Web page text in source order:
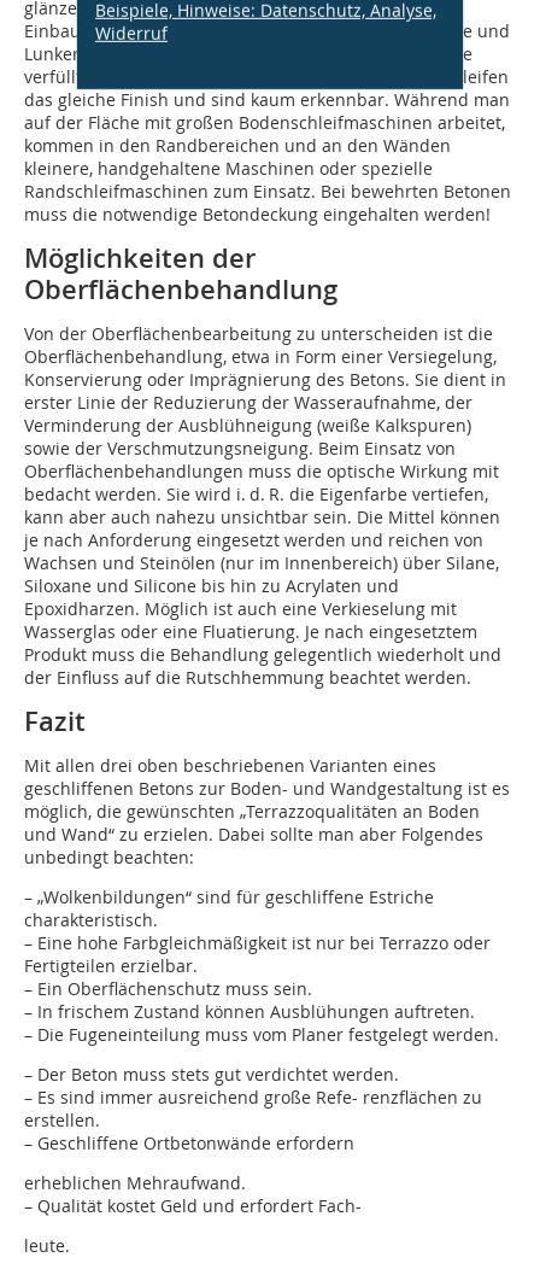
glänzenden Finish geschliffen werden. Eventuell beim
Einbau oder Schleifen entstandene kleinere Ausbrüche und
Lunker werden mit einer abgestimmten Spachtelmasse
verfüllt. Die Spachtelstellen bekommen durch das Schleifen
das gleiche Finish und sind kaum erkennbar. Während man
auf der Fläche mit großen Bodenschleifmaschinen arbeitet,
kommen in den Randbereichen und an den Wänden
kleinere, handgehaltene Maschinen oder spezielle
Randschleifmaschinen zum Einsatz. Bei bewehrten Betonen
muss die notwendige Betondeckung eingehalten werden!
Möglichkeiten der
Oberflächenbehandlung
Von der Oberflächenbearbeitung zu unterscheiden ist die
Oberflächenbehandlung, etwa in Form einer Versiegelung,
Konservierung oder Imprägnierung des Betons. Sie dient in
erster Linie der Reduzierung der Wasseraufnahme, der
Verminderung der Ausblühneigung (weiße Kalkspuren)
sowie der Verschmutzungsneigung. Beim Einsatz von
Oberflächenbehandlungen muss die optische Wirkung mit
bedacht werden. Sie wird i. d. R. die Eigenfarbe vertiefen,
kann aber auch nahezu unsichtbar sein. Die Mittel können
je nach Anforderung eingesetzt werden und reichen von
Wachsen und Steinölen (nur im Innenbereich) über Silane,
Siloxane und Silicone bis hin zu Acrylaten und
Epoxidharzen. Möglich ist auch eine Verkieselung mit
Wasserglas oder eine Fluatierung. Je nach eingesetztem
Produkt muss die Behandlung gelegentlich wiederholt und
der Einfluss auf die Rutschhemmung beachtet werden.
Fazit
Mit allen drei oben beschriebenen Varian­ten eines
geschliffenen Betons zur Boden- und Wandgestaltung ist es
möglich, die gewünschten „Terrazzoqualitäten an Boden
und Wand“ zu erzielen. Dabei sollte man aber Folgendes
unbedingt beachten:
– „Wolkenbildungen“ sind für geschliffene Estriche
charakteristisch.
– Eine hohe Farbgleichmäßigkeit ist nur bei Terrazzo oder
Fertigteilen erzielbar.
– Ein Oberflächenschutz muss sein.
– In frischem Zustand können Ausblühungen auftreten.
– Die Fugeneinteilung muss vom Planer festgelegt werden.
– Der Beton muss stets gut verdichtet werden.
– Es sind immer ausreichend große Refe- renzflächen zu
erstellen.
– Geschliffene Ortbetonwände erfordern
erheblichen Mehraufwand.
– Qualität kostet Geld und erfordert Fach-
leute.
Beispiele, Hinweise: Datenschutz, Analyse,
Widerruf